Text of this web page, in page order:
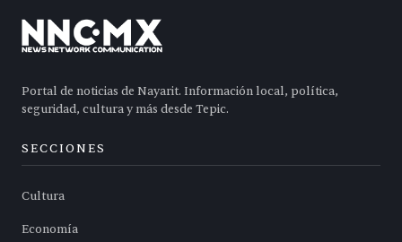
Portal de noticias de Nayarit. Información local, política,
seguridad, cultura y más desde Tepic.
SECCIONES
Cultura
Economía